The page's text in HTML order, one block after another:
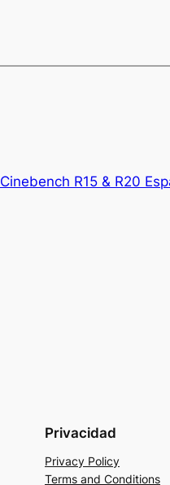
Cinebench R15 & R20
Privacidad
Privacy Policy
Terms and Conditions